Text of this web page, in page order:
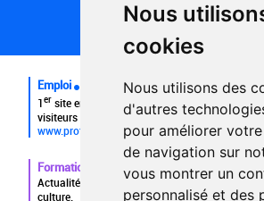
Nous
cookies
Nous utilisons des
d'autres
pour améliorer
de navigation sur
vous montrer un
personnalisé et des
Plan du site
FAQ recruteurs
FAQ
Emploi
1er site emploi du secteur culturel 784.000
visiteurs uniques par mois.
www.profilculture.com
Formation
Actualités, guide et annuaire des formations
culture.